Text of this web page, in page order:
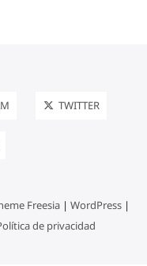
TWITTER
Freesia| WordPress|
de privacidad